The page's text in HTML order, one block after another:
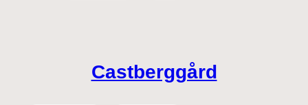
Castberggård